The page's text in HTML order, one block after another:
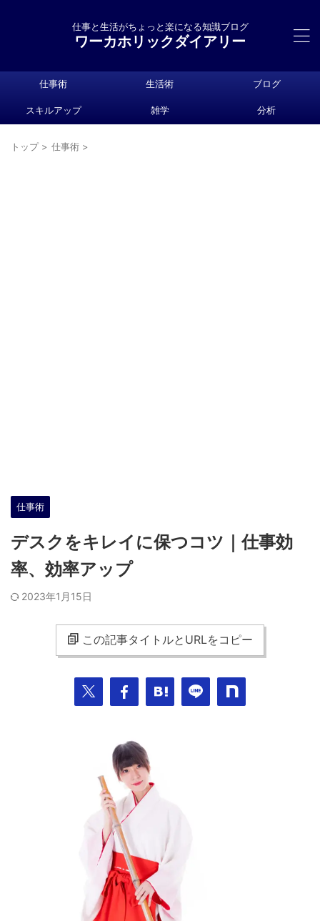
仕事と生活がちょっと楽になる知識ブログ
ワーカホリックダイアリー
仕事術 生活術 ブログ
スキルアップ 雑学 分析
トップ > 仕事術 >
仕事術
デスクをキレイに保つコツ｜仕事効
率、効率アップ
2023年1月15日
この記事タイトルとURLをコピー